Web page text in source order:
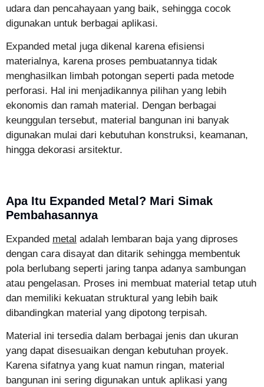
udara dan pencahayaan yang baik, sehingga cocok
digunakan untuk berbagai aplikasi.
Expanded metal juga dikenal karena efisiensi
materialnya, karena proses pembuatannya tidak
menghasilkan limbah potongan seperti pada metode
perforasi. Hal ini menjadikannya pilihan yang lebih
ekonomis dan ramah material. Dengan berbagai
keunggulan tersebut, material bangunan ini banyak
digunakan mulai dari kebutuhan konstruksi, keamanan,
hingga dekorasi arsitektur.
Apa Itu Expanded Metal? Mari Simak
Pembahasannya
Expanded metal adalah lembaran baja yang diproses
dengan cara disayat dan ditarik sehingga membentuk
pola berlubang seperti jaring tanpa adanya sambungan
atau pengelasan. Proses ini membuat material tetap utuh
dan memiliki kekuatan struktural yang lebih baik
dibandingkan material yang dipotong terpisah.
Material ini tersedia dalam berbagai jenis dan ukuran
yang dapat disesuaikan dengan kebutuhan proyek.
Karena sifatnya yang kuat namun ringan, material
bangunan ini sering digunakan untuk aplikasi yang